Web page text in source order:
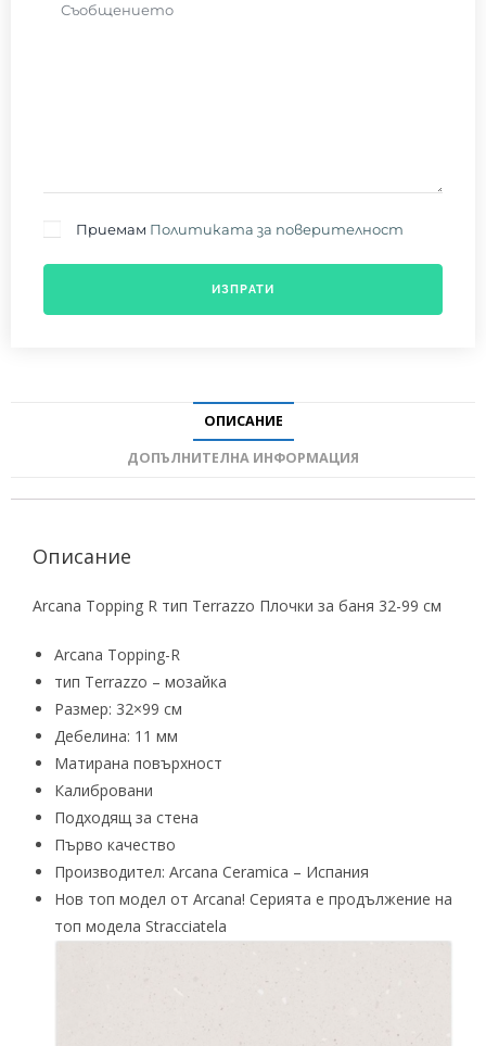
Приемам Политиката за поверителност
ИЗПРАТИ
ОПИСАНИЕ
ДОПЪЛНИТЕЛНА ИНФОРМАЦИЯ
Описание
Arcana Topping R тип Terrazzo Плочки за баня 32-99 см
Arcana Topping-R
тип Terrazzo – мозайка
Размер: 32×99 см
Дебелина: 11 мм
Матирана повърхност
Калибровани
Подходящ за стена
Първо качество
Производител: Arcana Ceramica – Испания
Нов топ модел от Arcanа! Серията е продължение на
топ модела Stracciatela